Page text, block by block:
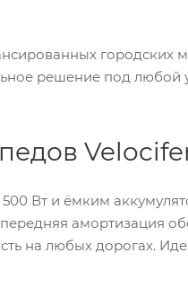
городских
решение под любой
Вт и ёмким
амортизация
на любых дорогах.